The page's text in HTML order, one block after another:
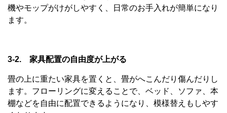
機やモップがけがしやすく、日常のお手入れが簡単になり
ます。
3-2. 家具配置の自由度が上がる
畳の上に重たい家具を置くと、畳がへこんだり傷んだりし
ます。フローリングに変えることで、ベッド、ソファ、本
棚などを自由に配置できるようになり、模様替えもしやす